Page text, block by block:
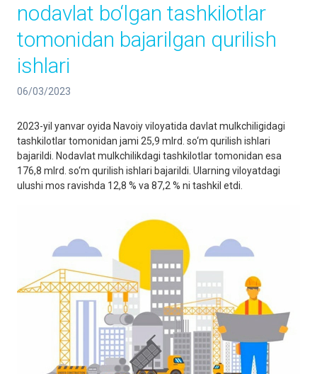
nodavlat bo‘lgan tashkilotlar
tomonidan bajarilgan qurilish
ishlari
06/03/2023
2023-yil yanvar oyida Navoiy viloyatida davlat mulkchiligidagi
tashkilotlar tomonidan jami 25,9 mlrd. so‘m qurilish ishlari
bajarildi. Nodavlat mulkchilikdagi tashkilotlar tomonidan esa
176,8 mlrd. so‘m qurilish ishlari bajarildi. Ularning viloyatdagi
ulushi mos ravishda 12,8 % va 87,2 % ni tashkil etdi.